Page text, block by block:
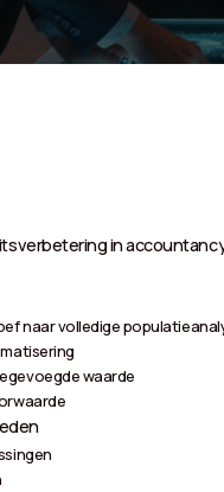
in
naar volledige
waarde